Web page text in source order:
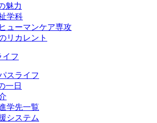
魅力
学科
ューマンケア専攻
リカレント
イフ
スライフ
一日
学先一覧
システム